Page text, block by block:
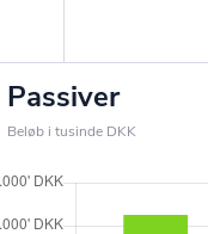
Passiver
Beløb i tusinde DKK